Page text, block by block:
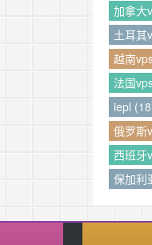
加拿大
土耳其
越南
法国
iepl
俄罗斯
西班牙
保加利